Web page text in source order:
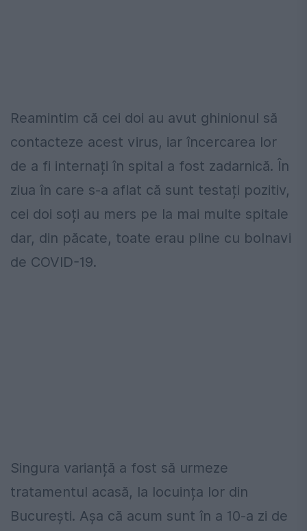
Reamintim că cei doi au avut ghinionul să
contacteze acest virus, iar încercarea lor
de a fi internați în spital a fost zadarnică. În
ziua în care s-a aflat că sunt testați pozitiv,
cei doi soți au mers pe la mai multe spitale
dar, din păcate, toate erau pline cu bolnavi
de COVID-19.
Singura varianță a fost să urmeze
tratamentul acasă, la locuința lor din
București. Așa că acum sunt în a 10-a zi de